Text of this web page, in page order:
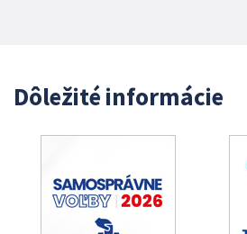
Dôležité informácie